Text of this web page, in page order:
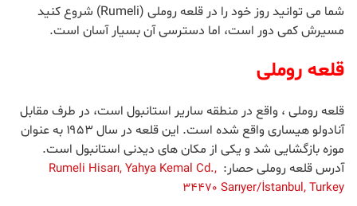
شما می توانید روز خود را در قلعه روملی (Rumeli) شروع کنید
مسیرش کمی دور است، اما دسترسی آن بسیار آسان است.
قلعه روملی
قلعه روملی ، واقع در منطقه ساریر استانبول است، در طرف مقابل
آنادولو هیساری واقع شده است. این قلعه در سال ۱۹۵۳ به عنوان
موزه بازگشایی شد و یکی از مکان های دیدنی استانبول است.
آدرس قلعه روملی حصار: Rumeli Hisarı, Yahya Kemal Cd.,
34470 Sarıyer/İstanbul, Turkey